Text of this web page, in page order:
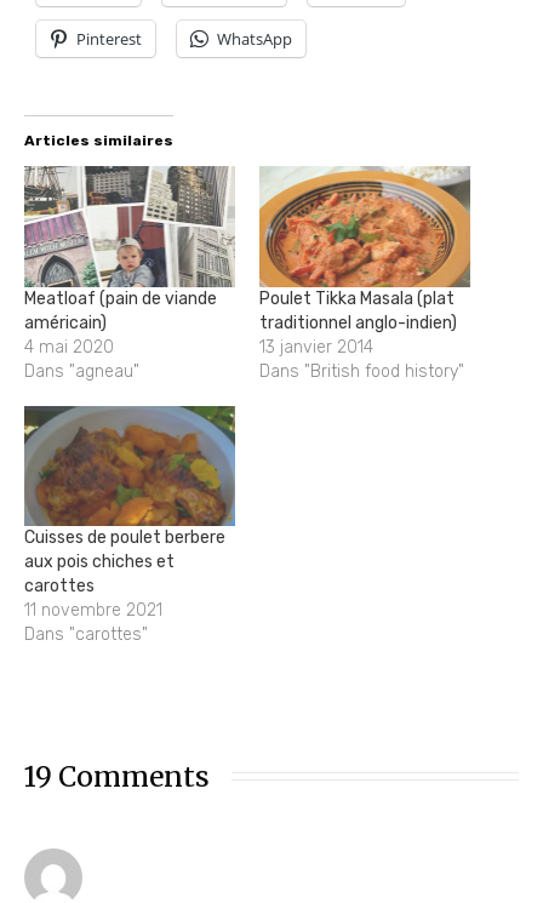
Pinterest WhatsApp
Articles similaires
Meatloaf (pain de viande
américain)
4 mai 2020
Dans "agneau"
Poulet Tikka Masala (plat
traditionnel anglo-indien)
13 janvier 2014
Dans "British food history"
Cuisses de poulet berbere
aux pois chiches et
carottes
11 novembre 2021
Dans "carottes"
19 Comments